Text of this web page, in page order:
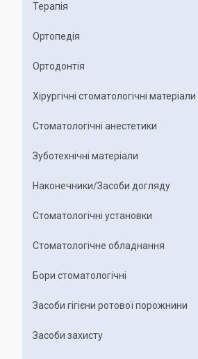
Терапія
Ортопедія
Ортодонтія
Хірургічні стоматологічні матеріали
Стоматологічні анестетики
Зуботехнічні матеріали
Наконечники/Засоби догляду
Стоматологічні установки
Стоматологічне обладнання
Бори стоматологічні
Засоби гігієни ротової порожнини
Засоби захисту